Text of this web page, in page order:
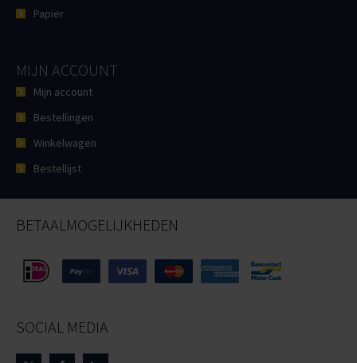
Papier
MIJN ACCOUNT
Mijn account
Bestellingen
Winkelwagen
Bestellijst
BETAALMOGELIJKHEDEN
SOCIAL MEDIA